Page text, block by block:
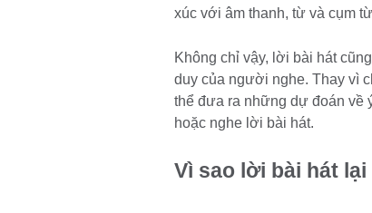
xúc với âm thanh, từ và cụm
Không chỉ vậy, lời bài hát
duy của người nghe. Thay vì
thể đưa ra những dự đoán về
hoặc nghe lời bài hát.
Vì sao lời bài hát